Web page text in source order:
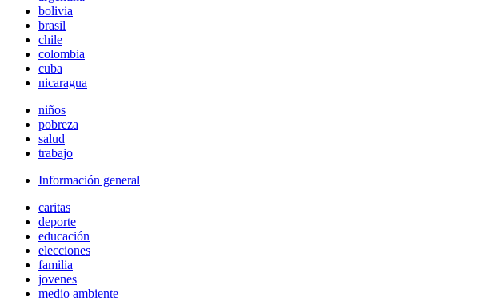
bolivia
brasil
chile
colombia
cuba
nicaragua
niños
pobreza
salud
trabajo
Información general
caritas
deporte
educación
elecciones
familia
jovenes
medio ambiente